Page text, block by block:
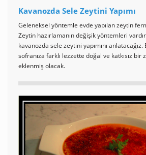
Kavanozda Sele Zeytini Yapımı
Geleneksel yöntemle evde yapılan zeytin
Zeytin hazırlamanın değişik yöntemleri
kavanozda sele zeytini yapımını anlatacağız.
sofranıza farklı lezzette doğal ve katkısız bir
eklenmiş olacak.